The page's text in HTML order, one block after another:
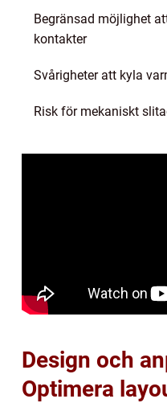
Begränsad möjlighet
kontakter
Svårigheter att kyla
Risk för mekaniskt
Design och
Optimera